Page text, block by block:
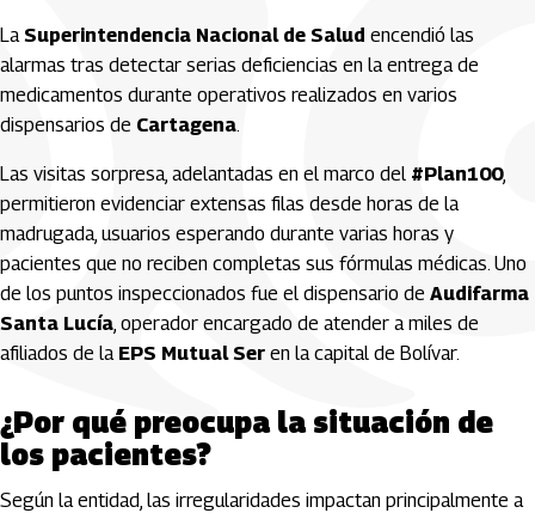
LaSuperintendencia Nacional de Salud encendió las
alarmas tras detectar serias deficiencias en la entrega de
medicamentos durante operativos realizados en varios
dispensarios de Cartagena.
Las visitas sorpresa, adelantadas en el marco del #Plan100,
permitieron evidenciar extensas filas desde horas de la
madrugada, usuarios esperando durante varias horas y
pacientes que no reciben completas sus fórmulas médicas. Uno
de los puntos inspeccionados fue el dispensario de Audifarma
Santa Lucía, operador encargado de atender a miles de
afiliados de la EPS Mutual Ser en la capital de Bolívar.
¿Por qué preocupa la situación de
los pacientes?
Según la entidad, las irregularidades impactan principalmente a